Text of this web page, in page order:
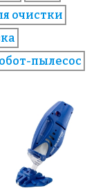
очистки
пылесос